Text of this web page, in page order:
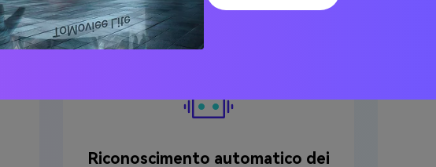
Riconoscimento automatico dei